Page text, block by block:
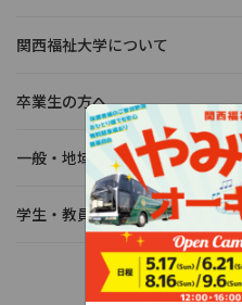
関西福祉大学について
卒業生の方へ
一般・地域の方へ
学生・教員の活動